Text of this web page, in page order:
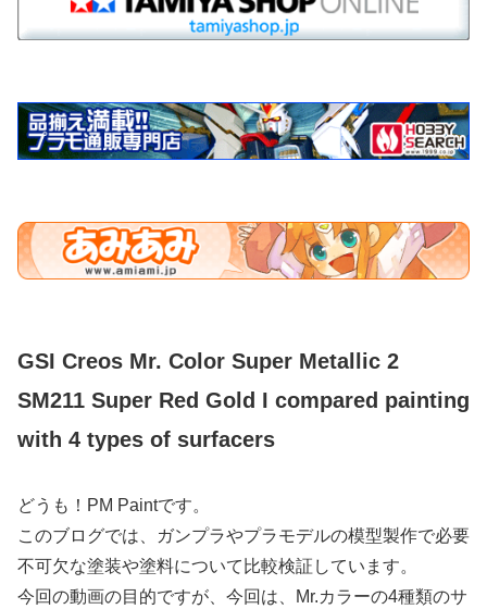
GSI Creos Mr. Color Super Metallic 2
SM211 Super Red Gold I compared painting
with 4 types of surfacers
どうも！PM Paintです。
このブログでは、ガンプラやプラモデルの模型製作で必要
不可欠な塗装や塗料について比較検証しています。
今回の動画の目的ですが、今回は、Mr.カラーの4種類のサ